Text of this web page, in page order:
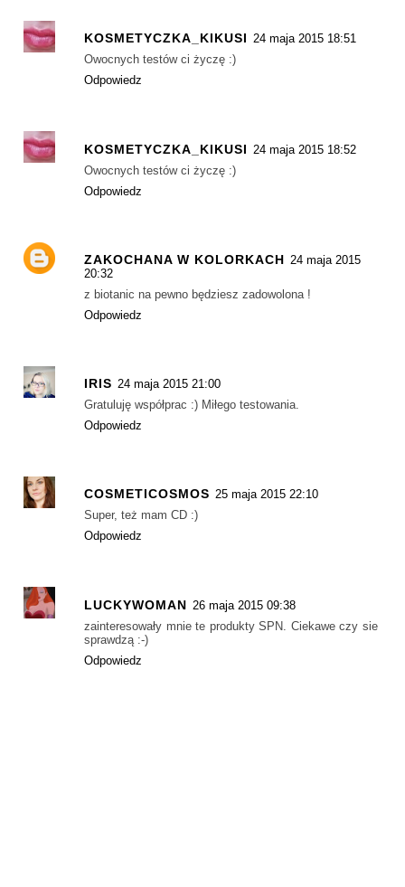
KOSMETYCZKA_KIKUSI 24 maja 2015 18:51
Owocnych testów ci życzę :)
Odpowiedz
KOSMETYCZKA_KIKUSI 24 maja 2015 18:52
Owocnych testów ci życzę :)
Odpowiedz
ZAKOCHANA W KOLORKACH 24 maja 2015
20:32
z biotanic na pewno będziesz zadowolona !
Odpowiedz
IRIS 24 maja 2015 21:00
Gratuluję współprac :) Miłego testowania.
Odpowiedz
COSMETICOSMOS 25 maja 2015 22:10
Super, też mam CD :)
Odpowiedz
LUCKYWOMAN 26 maja 2015 09:38
zainteresowały mnie te produkty SPN. Ciekawe czy sie
sprawdzą :-)
Odpowiedz